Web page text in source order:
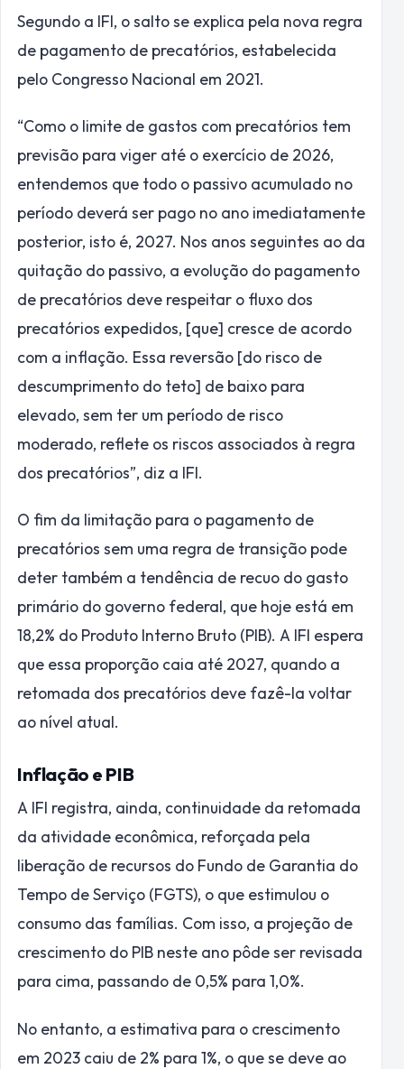
Segundo a IFI, o salto se explica pela nova regra
de pagamento de precatórios, estabelecida
pelo Congresso Nacional em 2021.
“Como o limite de gastos com precatórios tem
previsão para viger até o exercício de 2026,
entendemos que todo o passivo acumulado no
período deverá ser pago no ano imediatamente
posterior, isto é, 2027. Nos anos seguintes ao da
quitação do passivo, a evolução do pagamento
de precatórios deve respeitar o fluxo dos
precatórios expedidos, [que] cresce de acordo
com a inflação. Essa reversão [do risco de
descumprimento do teto] de baixo para
elevado, sem ter um período de risco
moderado, reflete os riscos associados à regra
dos precatórios”, diz a IFI.
O fim da limitação para o pagamento de
precatórios sem uma regra de transição pode
deter também a tendência de recuo do gasto
primário do governo federal, que hoje está em
18,2% do Produto Interno Bruto (PIB). A IFI espera
que essa proporção caia até 2027, quando a
retomada dos precatórios deve fazê-la voltar
ao nível atual.
Inflação e PIB
A IFI registra, ainda, continuidade da retomada
da atividade econômica, reforçada pela
liberação de recursos do Fundo de Garantia do
Tempo de Serviço (FGTS), o que estimulou o
consumo das famílias. Com isso, a projeção de
crescimento do PIB neste ano pôde ser revisada
para cima, passando de 0,5% para 1,0%.
No entanto, a estimativa para o crescimento
em 2023 caiu de 2% para 1%, o que se deve ao